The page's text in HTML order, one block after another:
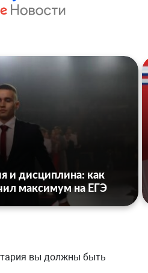
и дисциплина: как
максимум на ЕГЭ
вы должны быть